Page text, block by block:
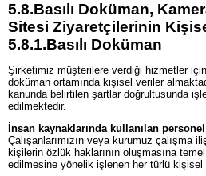
5.8.Basılı Doküman,
Sitesi Ziyaretçilerinin
5.8.1.Basılı Doküman
Şirketimiz müşterilere verdiği hizmetler için
doküman ortamında kişisel veriler
kanunda belirtilen şartlar doğrultusunda
edilmektedir.
İnsan kaynaklarında kullanılan
Çalışanlarımızın veya kurumuz çalışma
kişilerin özlük haklarının oluşmasına
edilmesine yönelik işlenen her türlü kişisel